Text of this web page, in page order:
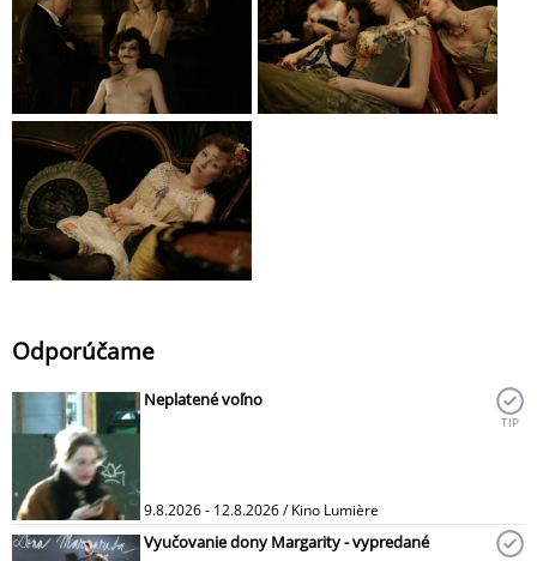
Odporúčame
Neplatené voľno
9.8.2026 - 12.8.2026 / Kino Lumière
TIP
Vyučovanie dony Margarity - vypredané